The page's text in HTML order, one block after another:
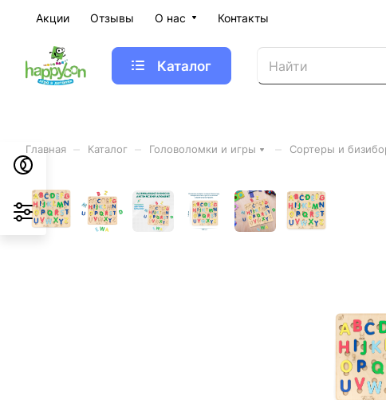
Акции Отзывы О нас Контакты
Каталог
Главная Каталог Головоломки и игры Сортеры и